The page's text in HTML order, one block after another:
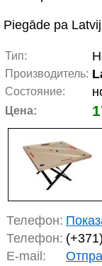
Piegāde pa
Тип:
Производитель:
Состояние:
Цена:
Телефон:
Телефон: (+371)
E-mail: